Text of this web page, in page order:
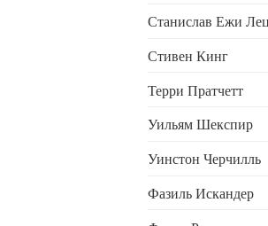
Станислав Ежи Лец
Стивен Кинг
Терри Пратчетт
Уильям Шекспир
Уинстон Черчилль
Фазиль Искандер